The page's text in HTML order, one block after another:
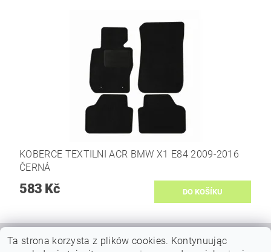
KOBERCE TEXTILNI ACR BMW X1 E84 2009-2016
ČERNÁ
583 Kč
Ta strona korzysta z plików cookies. Kontynuując